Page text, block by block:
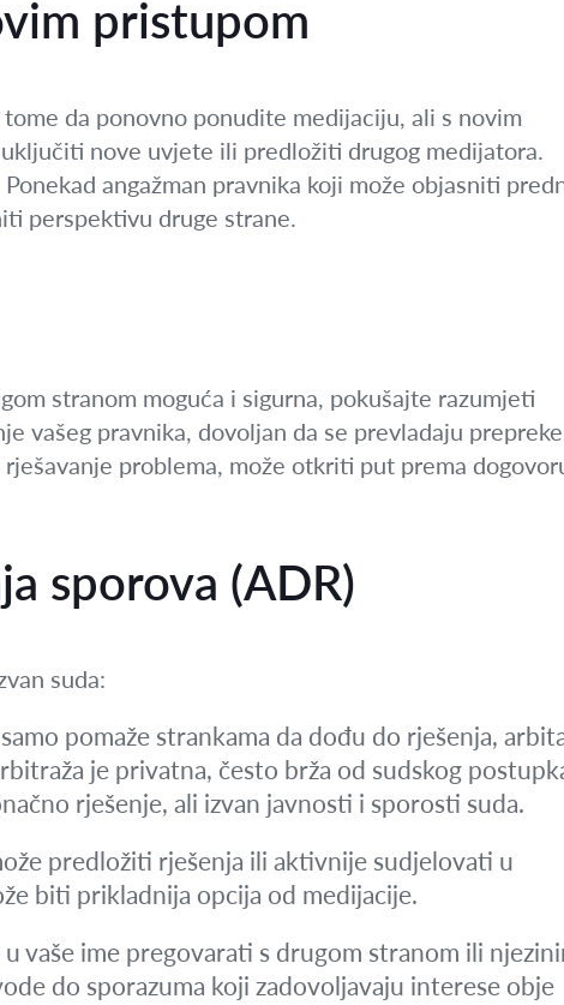
pristupom
da ponovno ponudite medijaciju, ali s novim
nove uvjete ili predložiti drugog medijatora.
angažman pravnika koji može objasniti
perspektivu druge strane.
stranom moguća i sigurna, pokušajte razumjeti
vašeg pravnika, dovoljan da se prevladaju
problema, može otkriti put prema
sporova (ADR)
suda:
pomaže strankama da dođu do rješenja,
je privatna, često brža od sudskog
rješenje, ali izvan javnosti i sporosti suda.
predložiti rješenja ili aktivnije sudjelovati u
biti prikladnija opcija od medijacije.
u vaše ime pregovarati s drugom stranom ili
do sporazuma koji zadovoljavaju interese obje